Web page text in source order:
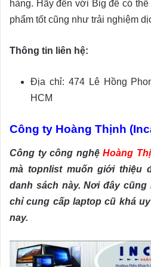
hàng. Hãy đến với Big để có
phẩm tốt cũng như trải nghiệm
Thông tin liên hệ:
Địa chỉ: 474 Lê Hồng
HCM
Công ty Hoàng Thịnh
Công ty công nghệHoàng
mà topnlist muốn giới thiệu
danh sách này. Nơi đây
chỉ cung cấp laptop cũ khá
nay.